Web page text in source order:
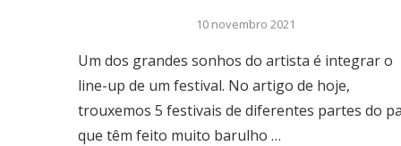
10 novembro 2021
Um dos grandes sonhos do artista é integrar o
line-up de um festival. No artigo de hoje,
trouxemos 5 festivais de diferentes partes do
que têm feito muito barulho …